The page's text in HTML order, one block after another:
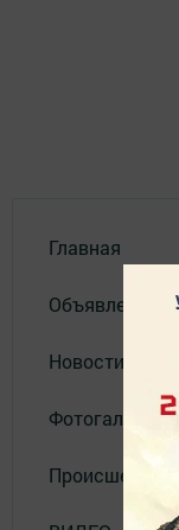
Главная
Объявления
Новости
Фотогалерея
Происшествия